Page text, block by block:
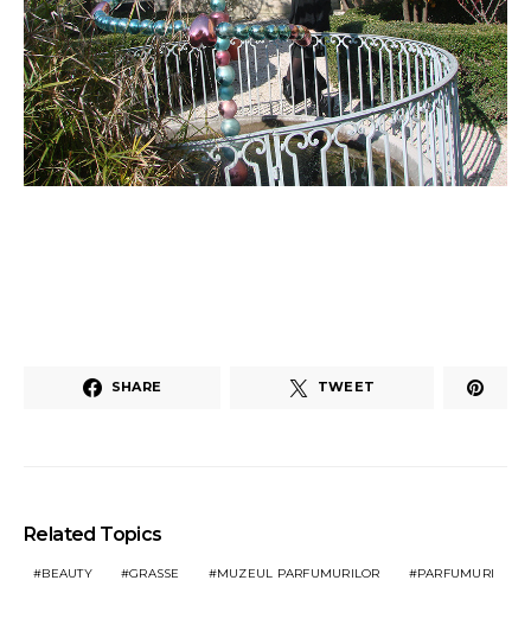
SHARE TWEET
Related Topics
BEAUTY GRASSE MUZEUL PARFUMURILOR PARFUMURI